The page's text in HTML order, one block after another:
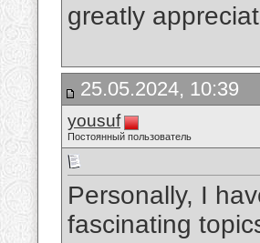
greatly
25.05.2024, 10:39
yousuf
Постоянный пользователь
Personally, I
fascinating